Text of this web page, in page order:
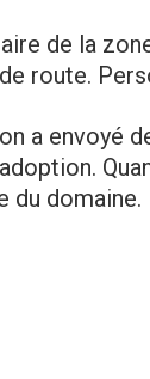
de la
route.
a envoyé
du domaine.